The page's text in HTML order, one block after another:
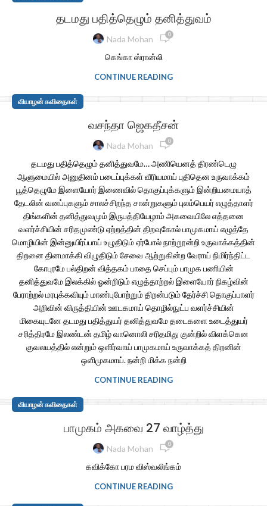
தடமது பதித்தெழும் தனித்துவம்
Nada Mohan 0
கெங்கா ஸ்ரான்லி
CONTINUE READING
வியாழன் கவிதைகள்
வசந்தா ஜெகதீசன்
Nada Mohan 0
தடமது பதித்தெழும் தனித்துவமே… அணியெனத் திரண்டெழு
ஆளுமையில் அனுதினம் படைப்புக்கள் வீரியமாய் புதிதென உருவாக்கம்
பூத்தெழுமே இளையோர் இணைவில் தொகுப்புக்களும் இன்றியமையாத்
தேடலின் வனப்புகளும் சாலச்சிறந்த சான்றுகளும் புலம்பெயர் எழுத்தாளர்
திங்களின் தனித்துவமும் இருபத்தியேழாம் அகவையிலே எத்தனை
வளர்ச்சியின் சரிதமுண்டு ஏற்றத்தின் திறவுகோல் பாமுகமாய் எழுத்தே
மொழியின் இன்னுயிர்ப்பாய் உழுதிடும் ஏர்போல் நாற்றூன்றி உருவாக்கத்தின்
திறனை தினமாக்கி விழுதிடும் சேவை ஆற்றுகின்ற வேராய் நிமிர்ந்திட்ட
கோபுரமே பல்திறன் வித்தகம் பாதை செப்பும் பாமுக பணியின்
தனித்துவமே இலக்கில் ஓன்றிடும் எழுத்தாற்றல் இளையோர் நிகழ்வின்
பேராற்றல் மரபுக்கவியும் மாண்புபோற்றும் திறன்படும் தேர்ச்சி தொகுப்பாளர்
அறிவின் விருத்தியின் ஊடகமாய் தொழில்நுட்ப வளர்ச்சியின்
மிகையுடனே தடமது பதித்துயர் தனித்துவமே தடைகளை உடைத்துயர்
சரித்திரமே இலண்டன் தமிழ் வானொலி சரிதமிது குன்றில் விளக்கென
குவலயத்தில் என்றும் ஒளிர்வாய் பாமுகமாய் உருவாக்கத் திறனின்
ஒளிமுகமாய். நன்றி மிக்க நன்றி
CONTINUE READING
வியாழன் கவிதைகள்
பாமுகம் அகவை 27 வாழ்த்து
Nada Mohan 0
கவிக்கோ பரம விஸ்வலிங்கம்
CONTINUE READING